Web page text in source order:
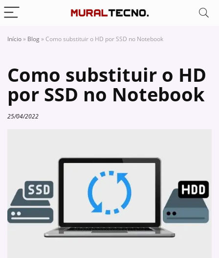
Início» Blog»Como substituir o HD por SSD no Notebook
Como substituir o HD
por SSD no Notebook
25/04/2022